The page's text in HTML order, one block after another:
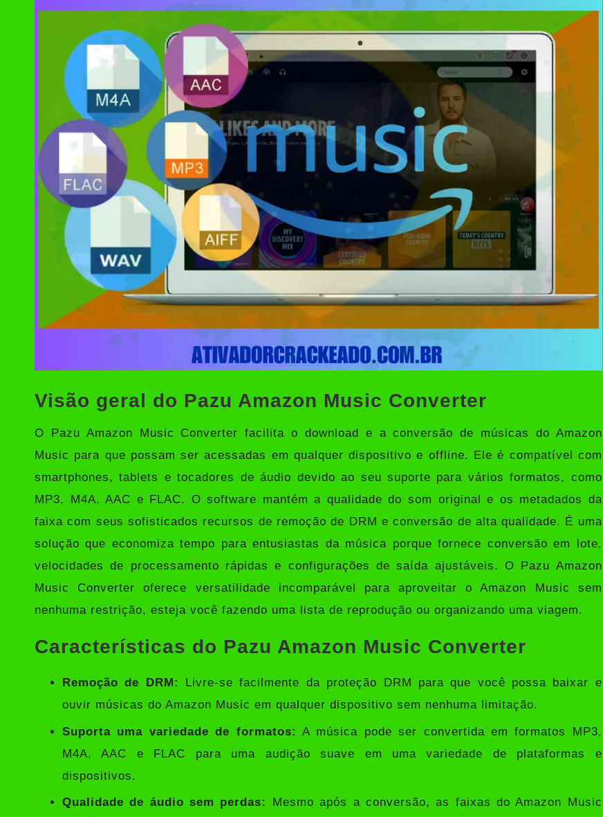
Visão geral do Pazu Amazon Music Converter
O Pazu Amazon Music Converter facilita o download e a conversão de músicas do Amazon
Music para que possam ser acessadas em qualquer dispositivo e offline. Ele é compatível com
smartphones, tablets e tocadores de áudio devido ao seu suporte para vários formatos, como
MP3, M4A, AAC e FLAC. O software mantém a qualidade do som original e os metadados da
faixa com seus sofisticados recursos de remoção de DRM e conversão de alta qualidade. É uma
solução que economiza tempo para entusiastas da música porque fornece conversão em lote,
velocidades de processamento rápidas e configurações de saída ajustáveis. O Pazu Amazon
Music Converter oferece versatilidade incomparável para aproveitar o Amazon Music sem
nenhuma restrição, esteja você fazendo uma lista de reprodução ou organizando uma viagem.
Características do Pazu Amazon Music Converter
Remoção de DRM:
Livre-se facilmente da proteção DRM para que você possa baixar e
ouvir músicas do Amazon Music em qualquer dispositivo sem nenhuma limitação.
Suporta uma variedade de formatos: A música pode ser convertida em formatos MP3,
M4A, AAC e FLAC para uma audição suave em uma variedade de plataformas e
dispositivos.
Qualidade de áudio sem perdas:
Mesmo após a conversão, as faixas do Amazon Music